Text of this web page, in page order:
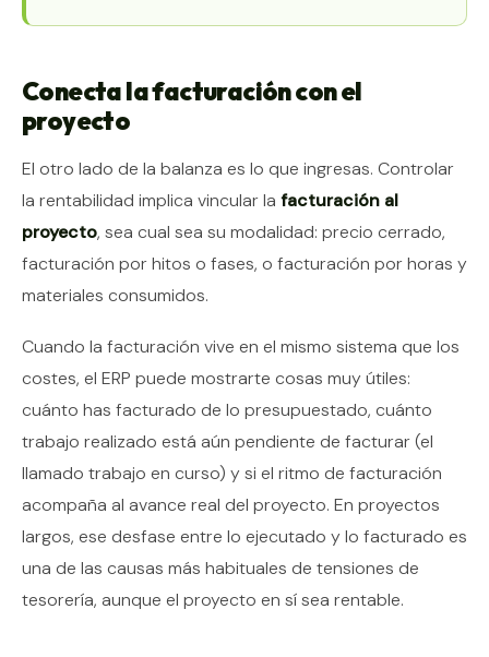
Conecta la facturación con el
proyecto
El otro lado de la balanza es lo que ingresas. Controlar
la rentabilidad implica vincular la facturación al
proyecto, sea cual sea su modalidad: precio cerrado,
facturación por hitos o fases, o facturación por horas y
materiales consumidos.
Cuando la facturación vive en el mismo sistema que los
costes, el ERP puede mostrarte cosas muy útiles:
cuánto has facturado de lo presupuestado, cuánto
trabajo realizado está aún pendiente de facturar (el
llamado trabajo en curso) y si el ritmo de facturación
acompaña al avance real del proyecto. En proyectos
largos, ese desfase entre lo ejecutado y lo facturado es
una de las causas más habituales de tensiones de
tesorería, aunque el proyecto en sí sea rentable.